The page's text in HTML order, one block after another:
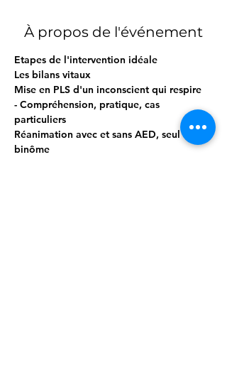
À propos de l'événement
Etapes de l'intervention idéale
Les bilans vitaux
Mise en PLS d'un inconscient qui respire
- Compréhension, pratique, cas
particuliers
Réanimation avec et sans AED, seul et en
binôme